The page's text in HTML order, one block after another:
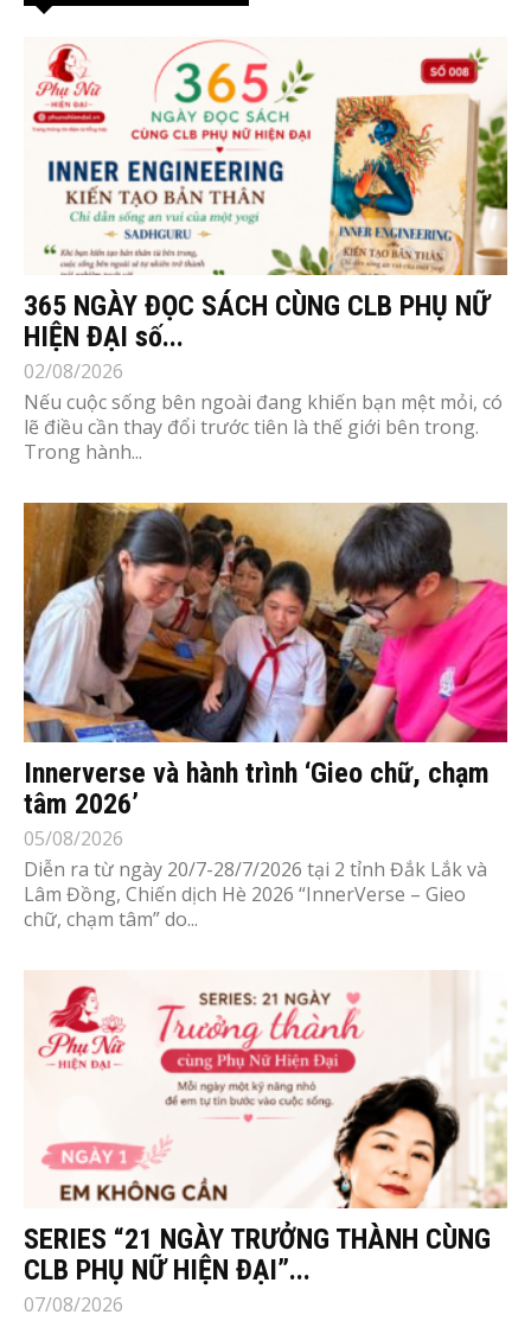
365 NGÀY ĐỌC SÁCH CÙNG CLB PHỤ NỮ
HIỆN ĐẠI số...
02/08/2026
Nếu cuộc sống bên ngoài đang khiến bạn mệt mỏi, có
lẽ điều cần thay đổi trước tiên là thế giới bên trong.
Trong hành...
Innerverse và hành trình ‘Gieo chữ, chạm
tâm 2026’
05/08/2026
Diễn ra từ ngày 20/7-28/7/2026 tại 2 tỉnh Đắk Lắk và
Lâm Đồng, Chiến dịch Hè 2026 “InnerVerse – Gieo
chữ, chạm tâm” do...
SERIES “21 NGÀY TRƯỞNG THÀNH CÙNG
CLB PHỤ NỮ HIỆN ĐẠI”...
07/08/2026